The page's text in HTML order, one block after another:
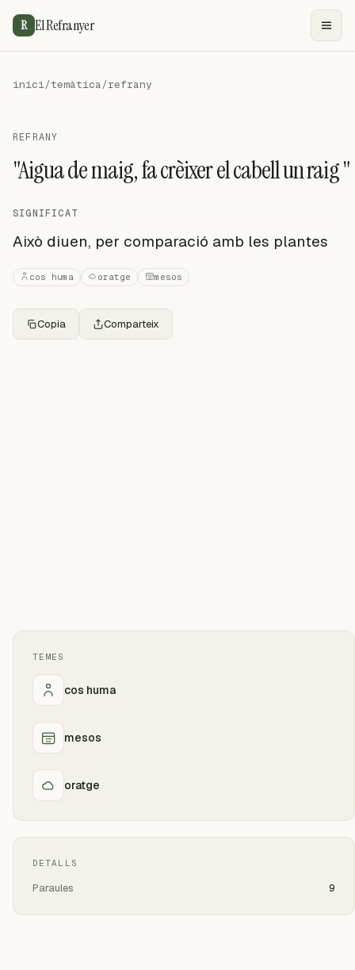
R El Refranyer
inici/temàtica/refrany
REFRANY
"Aigua de maig, fa crèixer el cabell un raig "
SIGNIFICAT
Això diuen, per comparació amb les plantes
cos huma oratge mesos
Copia Comparteix
TEMES
cos huma
mesos
oratge
DETALLS
Paraules 9